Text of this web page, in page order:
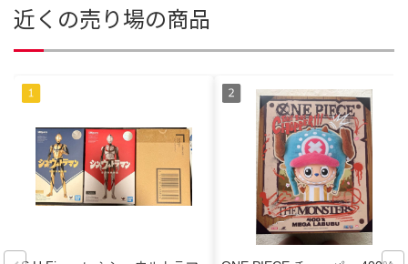
近くの売り場の商品